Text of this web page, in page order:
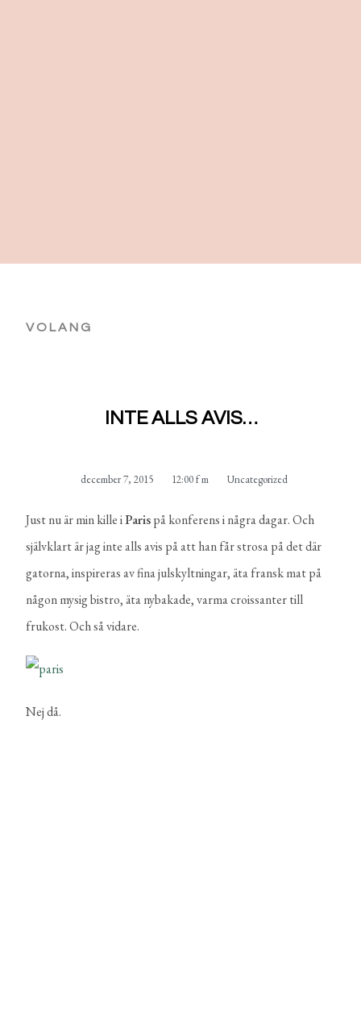
VOLANG
INTE ALLS AVIS…
december 7, 2015 12:00 f m Uncategorized
Just nu är min kille iParispå konferens i några dagar. Och
självklart är jag inte alls avis på att han får strosa på det där
gatorna, inspireras av fina julskyltningar, äta fransk mat på
någon mysig bistro, äta nybakade, varma croissanter till
frukost. Och så vidare.
Nej då.